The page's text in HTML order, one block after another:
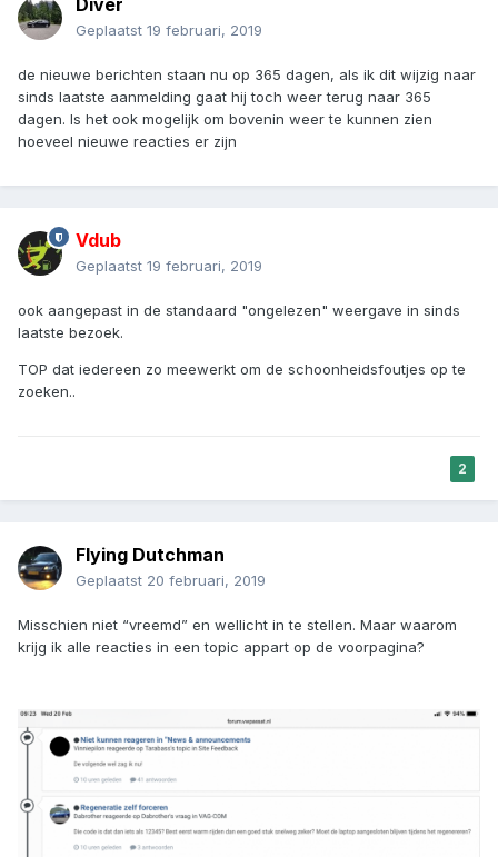
Diver
Geplaatst 19 februari, 2019
de nieuwe berichten staan nu op 365 dagen, als ik dit wijzig naar
sinds laatste aanmelding gaat hij toch weer terug naar 365
dagen. Is het ook mogelijk om bovenin weer te kunnen zien
hoeveel nieuwe reacties er zijn
Vdub
Geplaatst 19 februari, 2019
ook aangepast in de standaard "ongelezen" weergave in sinds
laatste bezoek.
TOP dat iedereen zo meewerkt om de schoonheidsfoutjes op te
zoeken..
2
Flying Dutchman
Geplaatst 20 februari, 2019
Misschien niet “vreemd” en wellicht in te stellen. Maar waarom
krijg ik alle reacties in een topic appart op de voorpagina?